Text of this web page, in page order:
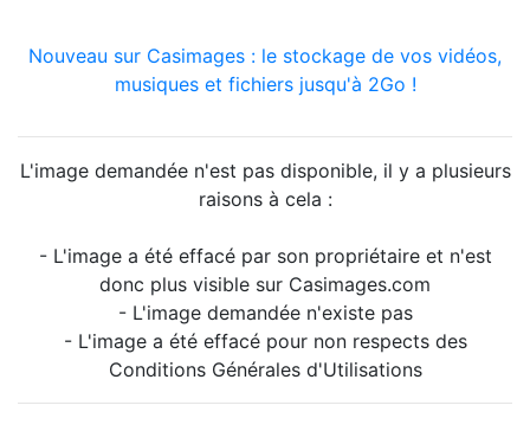
Nouveau sur Casimages : le stockage de vos vidéos,
musiques et fichiers jusqu'à 2Go !
L'image demandée n'est pas disponible, il y a plusieurs
raisons à cela :
- L'image a été effacé par son propriétaire et n'est
donc plus visible sur Casimages.com
- L'image demandée n'existe pas
- L'image a été effacé pour non respects des
Conditions Générales d'Utilisations